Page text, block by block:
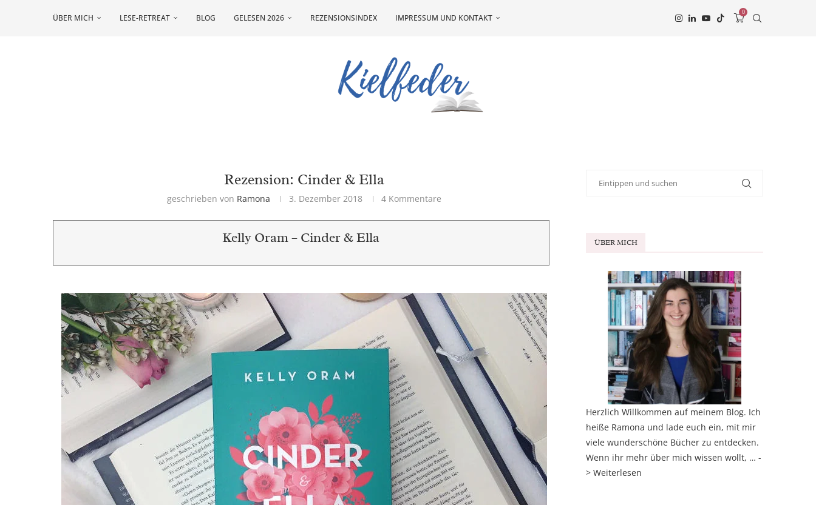
ÜBER MICH LESE-RETREAT BLOG GELESEN 2026 REZENSIONSINDEX IMPRESSUM UND KONTAKT
0
Rezension: Cinder & Ella
geschrieben von Ramona 3. Dezember 2018 4 Kommentare
Kelly Oram – Cinder & Ella ÜBER MICH
Herzlich Willkommen auf meinem Blog. Ich
heiße Ramona und lade euch ein, mit mir
viele wunderschöne Bücher zu entdecken.
Wenn ihr mehr über mich wissen wollt, … -
> Weiterlesen